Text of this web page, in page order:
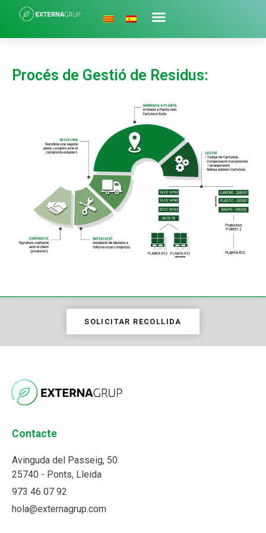
Procés de Gestió de Residus:
SOLICITAR RECOLLIDA
Contacte
Avinguda del Passeig, 50
25740 - Ponts, Lleida
973 46 07 92
hola@externagrup.com